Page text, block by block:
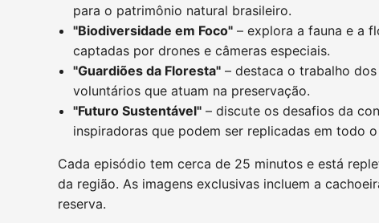
para o patrimônio natural brasileiro.
"Biodiversidade em Foco" – explora a fauna e a
captadas por drones e câmeras especiais.
"Guardiões da Floresta" – destaca o trabalho
voluntários que atuam na preservação.
"Futuro Sustentável" – discute os desafios da
inspiradoras que podem ser replicadas em todo
Cada episódio tem cerca de 25 minutos e está
da região. As imagens exclusivas incluem a
reserva.